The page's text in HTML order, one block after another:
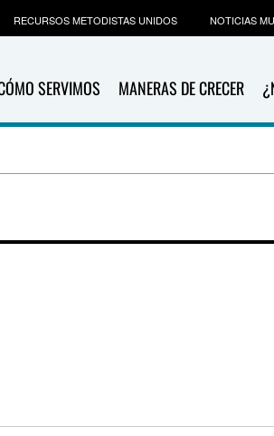
SERVIMOS MANERAS DE CRECER
RECURSOS METODISTAS UNIDOS NOTICIAS MU